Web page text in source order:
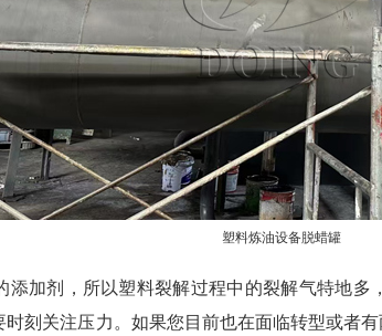
塑料炼油设备脱蜡罐
添加剂，所以塑料裂解过程中的裂解气特地
刻关注压力。如果您目前也在面临转型或者